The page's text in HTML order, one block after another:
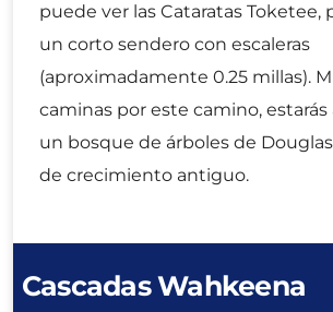
puede ver las Cataratas Toketee,
un corto sendero con escaleras
(aproximadamente 0.25 millas).
caminas por este camino,
un bosque de árboles de
de crecimiento antiguo.
Cascadas Wahkeena